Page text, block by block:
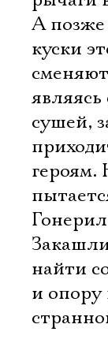
А позже
куски
сушей,
героям.
найти
и опору